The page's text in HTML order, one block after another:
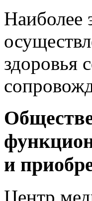
Наиболее
здоровья
и
Центр